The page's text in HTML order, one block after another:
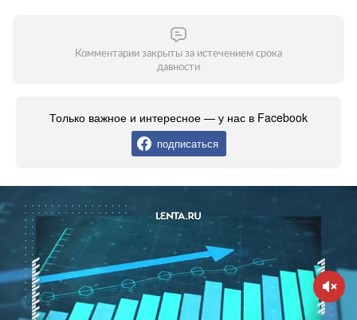
Комментарии закрыты за истечением срока
давности
Только важное и интересное — у нас в Facebook
подписаться